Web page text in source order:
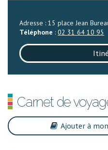
Adresse : 15 place Jean
Téléphone :02 31 64 10 95
Carnet de
Ajouter à